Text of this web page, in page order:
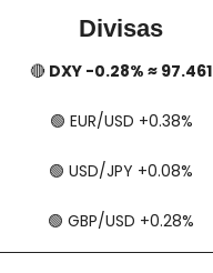
Divisas
🔴 DXY -0.28% ≈ 97.461
🟢 ​​​​ EUR/USD +0.38%
🟢 ​​​​ USD/JPY +0.08%
🟢 ​​​​ GBP/USD +0.28%